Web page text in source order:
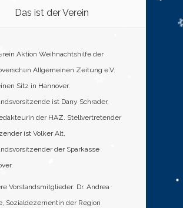
Das ist der Verein
Aktion Weihnachtshilfe der
Allgemeinen Zeitung e.V.
Sitz in Hannover.
ist Dany Schrader,
der HAZ. Stellvertretender
ist Volker Alt,
der Sparkasse
Vorstandsmitglieder: Dr. Andrea
Sozialdezernentin der Region